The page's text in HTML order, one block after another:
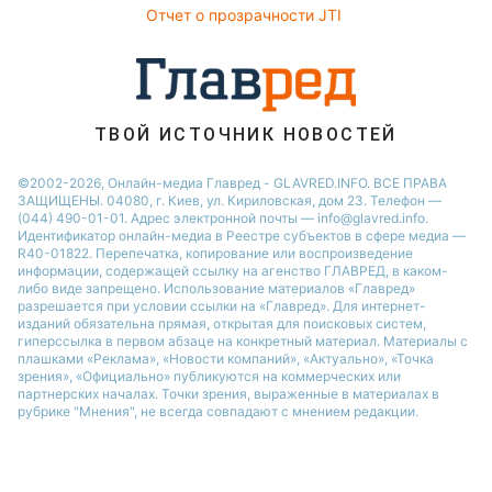
Отчет о прозрачности JTI
ТВОЙ ИСТОЧНИК НОВОСТЕЙ
©2002-2026, Онлайн-медиа Главред - GLAVRED.INFO. ВСЕ ПРАВА
ЗАЩИЩЕНЫ. 04080, г. Киев, ул. Кириловская, дом 23. Телефон —
(044) 490-01-01. Адрес электронной почты — info@glavred.info.
Идентификатор онлайн-медиа в Реестре cубъектов в сфере медиа —
R40-01822. Перепечатка, копирование или воспроизведение
информации, содержащей ссылку на агенство ГЛАВРЕД, в каком-
либо виде запрещено. Использование материалов «Главред»
разрешается при условии ссылки на «Главред». Для интернет-
изданий обязательна прямая, открытая для поисковых систем,
гиперссылка в первом абзаце на конкретный материал. Материалы с
плашками «Реклама», «Новости компаний», «Актуально», «Точка
зрения», «Официально» публикуются на коммерческих или
партнерских началах. Точки зрения, выраженные в материалах в
рубрике "Мнения", не всегда совпадают с мнением редакции.